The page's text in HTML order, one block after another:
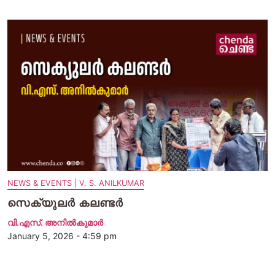
NEWS & EVENTS | V. S. ANILKUMAR
സെക്യുലർ കലണ്ടർ
വി.എസ്. അനിൽകുമാർ
January 5, 2026 - 4:59 pm